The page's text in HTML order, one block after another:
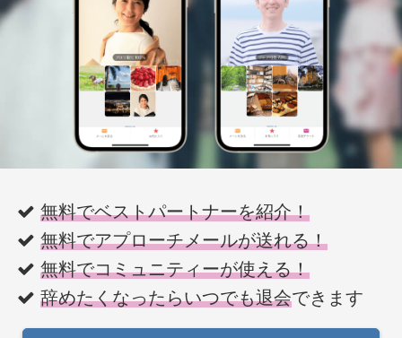
無料でベストパートナーを紹介！
無料でアプローチメールが送れる！
無料でコミュニティーが使える！
辞めたくなったらいつでも退会できます